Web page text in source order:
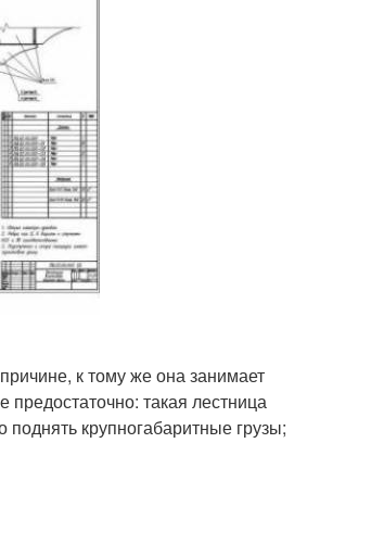
к тому же она занимает
такая лестница
крупногабаритные грузы;